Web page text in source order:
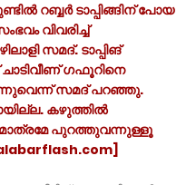
റബ്ബര്‍ ടാപ്പിങ്ങിന് പോയ
വിവരിച്ച്
സമദ്. ടാപ്പിങ്
ചാടിവീണ് ഗഫൂറിനെ
സമദ് പറഞ്ഞു.
കഴുത്തില്‍
പുറത്തുവന്നുള്ളൂ